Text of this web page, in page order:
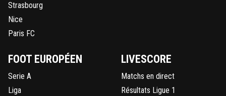
Strasbourg
Nice
Paris FC
FOOT EUROPÉEN
Serie A
Liga
LIVESCORE
Matchs en direct
Résultats Ligue 1